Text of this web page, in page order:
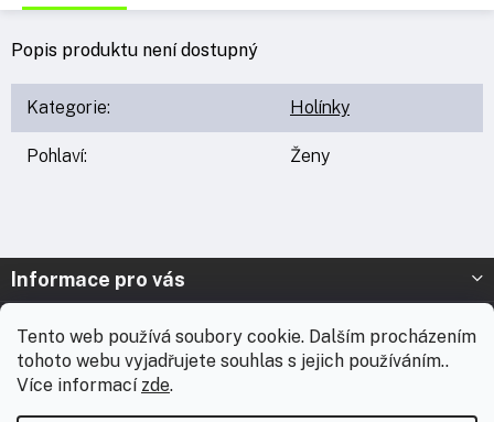
Tento web používá soubory cookie. Dalším procházením
tohoto webu vyjadřujete souhlas s jejich používáním..
Více informací zde.
Popis produktu není dostupný
Kategorie: Holínky
Pohlaví: Ženy
Z
p
Informace pro vás
Prodejna Nymburk
Prodejna Solnice